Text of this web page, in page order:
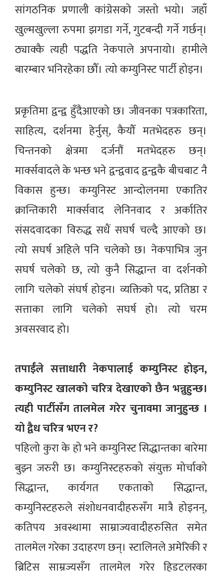
सांगठनिक प्रणाली कांग्रेसको जस्तो भयो। जहाँ
खुल्मखुल्ला रुपमा झगडा गर्ने, गुटबन्दी गर्ने गर्छन्।
ठ्याक्कै त्यही पद्धति नेकपाले अपनायो। हामीले
बारम्बार भनिरहेका छौँ। त्यो कम्युनिस्ट पार्टी होइन।
प्रकृतिमा द्वन्द्व हुँदैआएको छ। जीवनका पत्रकारिता,
साहित्य, दर्शनमा हेर्नुस्, कैयौँ मतभेदहरु छन्।
चिन्तनको क्षेत्रमा दर्जनौं मतभेदहरु छन्।
मार्क्सवादले के भन्छ भने द्वन्द्ववाद द्वन्द्वकै बीचबाट नै
विकास हुन्छ। कम्युनिस्ट आन्दोलनमा एकातिर
क्रान्तिकारी मार्क्सवाद लेनिनवाद र अर्कातिर
संसदवादका विरुद्ध सधैं सघर्ष चल्दै आएको छ।
त्यो सघर्ष अहिले पनि चलेको छ। नेकपाभित्र जुन
सघर्ष चलेको छ, त्यो कुनै सिद्धान्त वा दर्शनको
लागि चलेको संघर्ष होइन। व्यक्तिको पद, प्रतिष्ठा र
सत्ताका लागि चलेको सघर्ष हो। त्यो चरम
अवसरवाद हो।
तपाईंले सत्ताधारी नेकपालाई कम्युनिस्ट होइन,
कम्युनिस्ट खालको चरित्र देखाएको छैन भन्नुहुन्छ।
त्यही पार्टीसँग तालमेल गरेर चुनावमा जानुहुन्छ ।
यो द्वैध चरित्र भएन र?
पहिलो कुरा के हो भने कम्युनिस्ट सिद्धान्तका बारेमा
बुझ्न जरुरी छ। कम्युनिस्टहरुको संयुक्त मोर्चाको
सिद्धान्त, कार्यगत एकताको सिद्धान्त,
कम्युनिस्टहरुले संशोधनवादीहरुसँग मात्रै होइनन्,
कतिपय अवस्थामा साम्राज्यवादीहरुसित समेत
तालमेल गरेका उदाहरण छन्। स्टालिनले अमेरिकी र
ब्रिटिस साम्रज्यसँग तालमेल गरेर हिडटलरका